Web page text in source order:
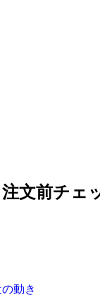
文前チェ
動き